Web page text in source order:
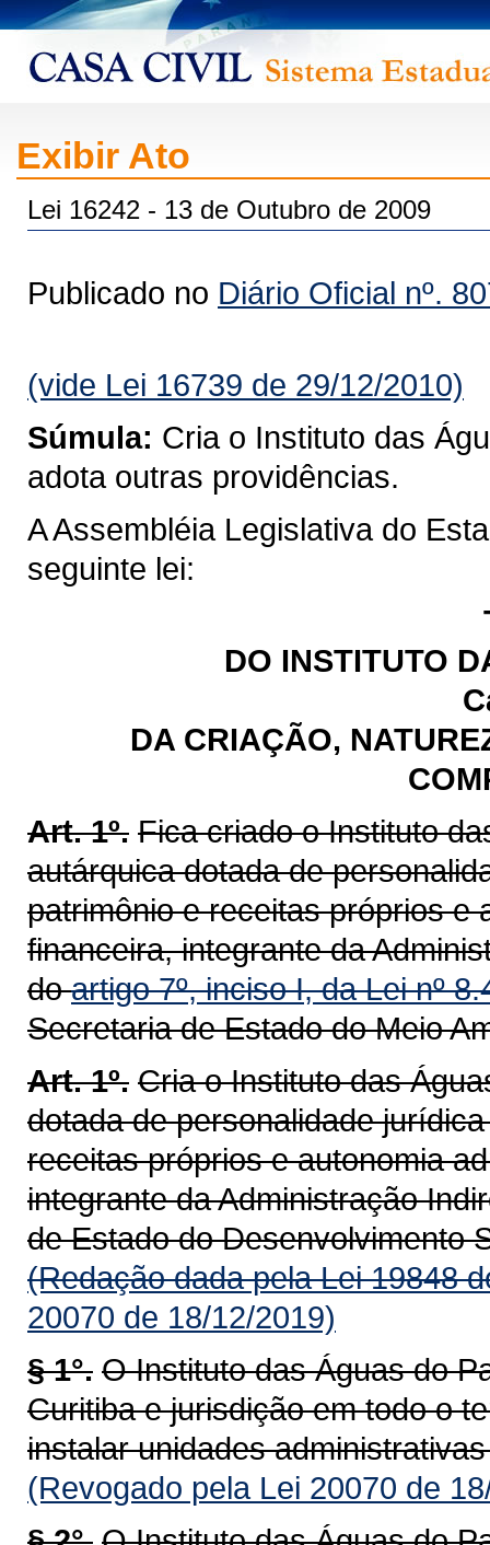
Exibir Ato
Lei 16242 - 13 de Outubro de 2009
Publicado no Diário Oficial nº.
(vide Lei 16739 de 29/12/2010)
Súmula: Cria o Instituto das
adota outras providências.
A Assembléia Legislativa do
seguinte lei:
DO INSTITUTO
DA CRIAÇÃO,
Art. 1º. Fica criado o Instituto
autárquica dotada de
patrimônio e receitas próprios e
financeira, integrante da
doartigo 7º, inciso I, da Lei nº
Secretaria de Estado do Meio
Art. 1º. Cria o Instituto das
dotada de personalidade
receitas próprios e autonomia
integrante da Administração
de Estado do Desenvolvimento
(Redação dada pela Lei 19848
20070 de 18/12/2019)
§ 1°. O Instituto das Águas do
Curitiba e jurisdição em todo o
instalar unidades
(Revogado pela Lei 20070 de